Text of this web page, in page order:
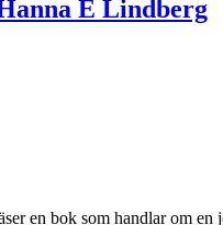
E Lindberg
en bok som handlar om